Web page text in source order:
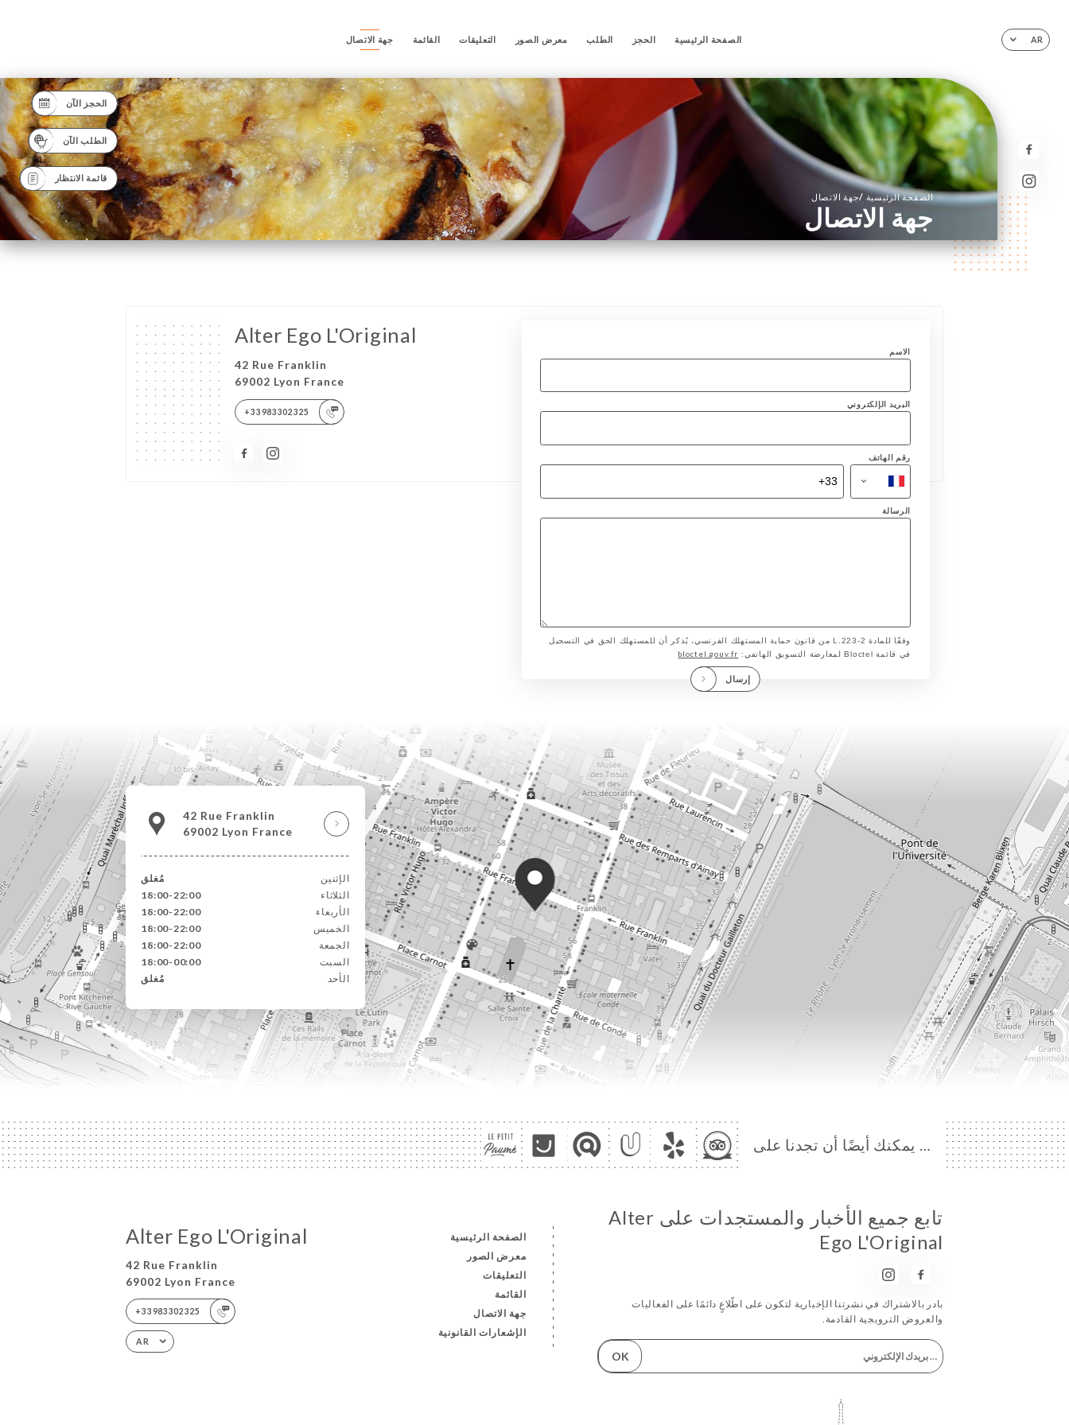
AR الصفحة الرئيسية الحجز الطلب معرض الصور التعليقات القائمة جهة الاتصال
الحجز الآن
الطلب الآن
قائمة الانتظار
الصفحة الرئيسية /جهة الاتصال
جهة الاتصال
Alter Ego L'Original
42 Rue Franklin
69002 Lyon France
+33983302325
الاسم
البريد الإلكتروني
رقم الهاتف
الرسالة
وفقًا للمادة L.223-2 من قانون حماية المستهلك الفرنسي، يُذكر أن للمستهلك الحق في التسجيل
في قائمة Bloctel لمعارضة التسويق الهاتفي:
bloctel.gouv.fr
إرسال
42 Rue Franklin
69002 Lyon France
الإثنين
مُغلق
الثلاثاء
18:00-22:00
الأربعاء
18:00-22:00
الخميس
18:00-22:00
الجمعة
18:00-22:00
السبت
18:00-00:00
الأحد
مُغلق
… يمكنك أيضًا أن تجدنا على
Alter Ego L'Original
42 Rue Franklin
69002 Lyon France
+33983302325
AR
الصفحة الرئيسية
معرض الصور
التعليقات
القائمة
جهة الاتصال
الإشعارات القانونية
تابع جميع الأخبار والمستجدات على Alter
Ego L'Original
بادر بالاشتراك في نشرتنا الإخبارية لتكون على اطّلاعٍ دائمًا على الفعاليات
والعروض الترويجية القادمة.
OK